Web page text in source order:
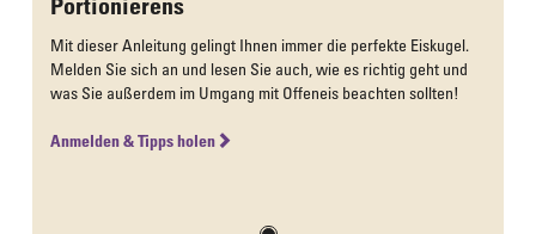
Portionierens
Mit dieser Anleitung gelingt Ihnen immer die perfekte Eiskugel.
Melden Sie sich an und lesen Sie auch, wie es richtig geht und
was Sie außerdem im Umgang mit Offeneis beachten sollten!
Anmelden & Tipps holen